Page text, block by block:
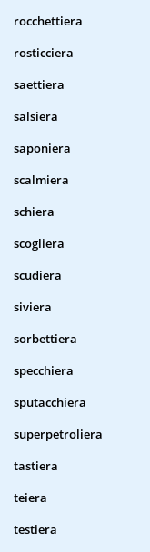
rocchettiera
rosticciera
saettiera
salsiera
saponiera
scalmiera
schiera
scogliera
scudiera
siviera
sorbettiera
specchiera
sputacchiera
superpetroliera
tastiera
teiera
testiera